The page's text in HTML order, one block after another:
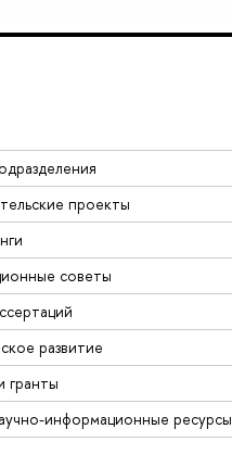
проекты
советы
развитие
гранты
информационные ресурсы